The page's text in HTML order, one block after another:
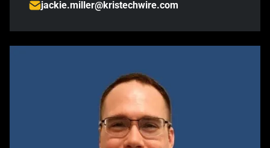
jackie.miller@kristechwire.com